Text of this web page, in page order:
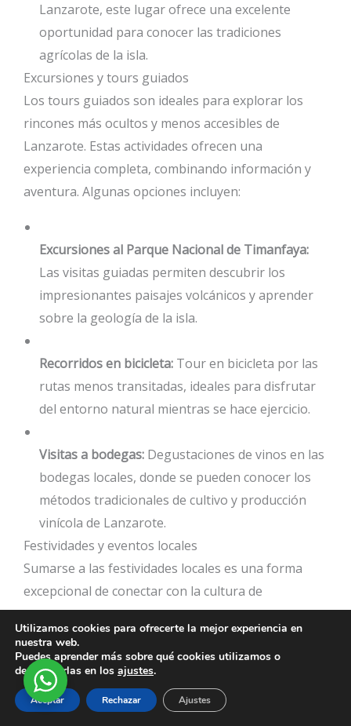
Lanzarote, este lugar ofrece una excelente
oportunidad para conocer las tradiciones
agrícolas de la isla.
Excursiones y tours guiados
Los tours guiados son ideales para explorar los
rincones más ocultos y menos accesibles de
Lanzarote. Estas actividades ofrecen una
experiencia completa, combinando información y
aventura. Algunas opciones incluyen:
Excursiones al Parque Nacional de Timanfaya:
Las visitas guiadas permiten descubrir los
impresionantes paisajes volcánicos y aprender
sobre la geología de la isla.
Recorridos en bicicleta: Tour en bicicleta por las
rutas menos transitadas, ideales para disfrutar
del entorno natural mientras se hace ejercicio.
Visitas a bodegas: Degustaciones de vinos en las
bodegas locales, donde se pueden conocer los
métodos tradicionales de cultivo y producción
vinícola de Lanzarote.
Festividades y eventos locales
Sumarse a las festividades locales es una forma
excepcional de conectar con la cultura de
Lanzarote. Estas celebraciones ofrecen la
oportunidad de experimentar tradiciones, música y
gastronomía típicas. Algunas de las festividades
más populares son:
Utilizamos cookies para ofrecerte la mejor experiencia en
nuestra web.
Puedes aprender más sobre qué cookies utilizamos o
desactivarlas en los ajustes.
Aceptar Rechazar Ajustes